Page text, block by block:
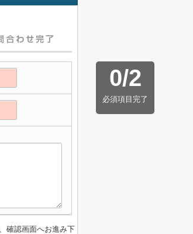
0/2
必須項目完了
確認画面へお進み下